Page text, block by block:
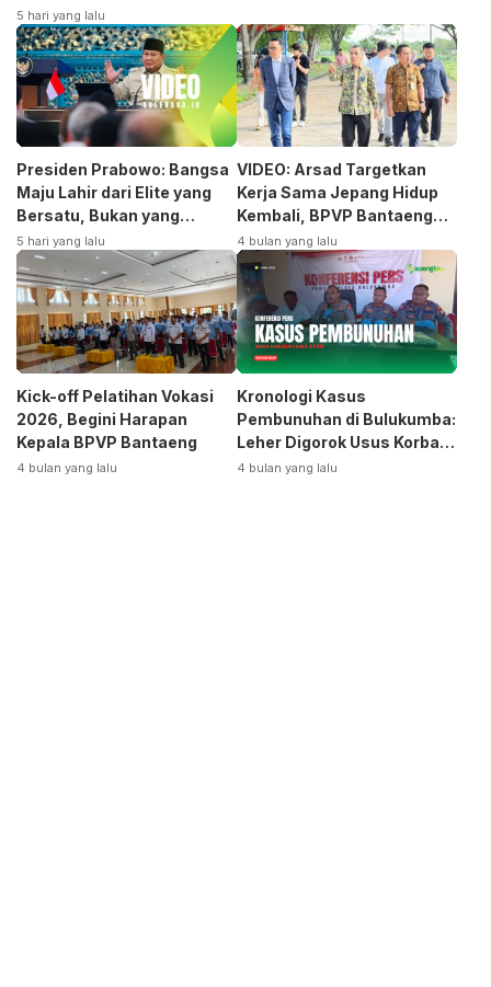
5 hari yang lalu
Presiden Prabowo: Bangsa
Maju Lahir dari Elite yang
Bersatu, Bukan yang
Terpecah
5 hari yang lalu
VIDEO: Arsad Targetkan
Kerja Sama Jepang Hidup
Kembali, BPVP Bantaeng
Siap Bangkitkan Jurusan
Otomotif
4 bulan yang lalu
Kick-off Pelatihan Vokasi
2026, Begini Harapan
Kepala BPVP Bantaeng
4 bulan yang lalu
Kronologi Kasus
Pembunuhan di Bulukumba:
Leher Digorok Usus Korban
Dikeluarkan
4 bulan yang lalu